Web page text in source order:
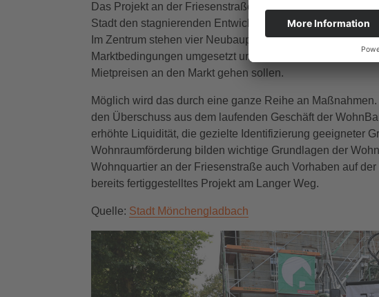
Das Projekt an der Friesenstraße ist Teil einer 2023
Stadt den stagnierenden Entwicklungen auf dem
Im Zentrum stehen vier Neubauprojekte der WohnBau
Marktbedingungen umgesetzt und – entgegen vieler
Mietpreisen an den Markt gehen sollen.
Möglich wird das durch eine ganze Reihe an
den Überschuss aus dem laufenden Geschäft der
erhöhte Liquidität, die gezielte Identifizierung geeigneter
Wohnraumförderung bilden wichtige Grundlagen der
Wohnquartier an der Friesenstraße auch Vorhaben auf
bereits fertiggestelltes Projekt am Langer Weg.
Quelle: Stadt Mönchengladbach